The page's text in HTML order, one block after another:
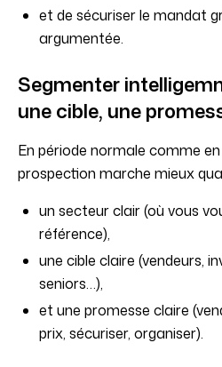
et de sécuriser le mandat
argumentée.
Segmenter
une cible, une
En période normale comme
prospection marche mieux
un secteur clair (où vous
référence),
une cible claire (vendeurs,
seniors…),
et une promesse claire
prix, sécuriser, organiser).